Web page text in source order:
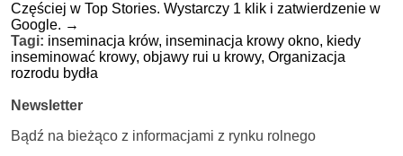
Częściej w Top Stories. Wystarczy 1 klik i zatwierdzenie w
Google. →
Tagi: inseminacja krów, inseminacja krowy okno, kiedy
inseminować krowy, objawy rui u krowy, Organizacja
rozrodu bydła
Newsletter
Bądź na bieżąco z informacjami z rynku rolnego